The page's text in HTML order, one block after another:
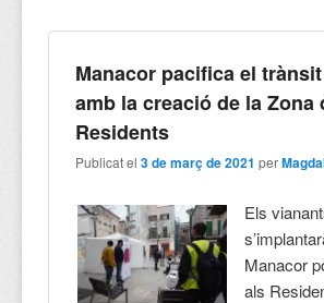
Manacor pacifica el
amb la creació de la
Residents
Publicat el3 de març de 2021 per
Els
Manacor
als